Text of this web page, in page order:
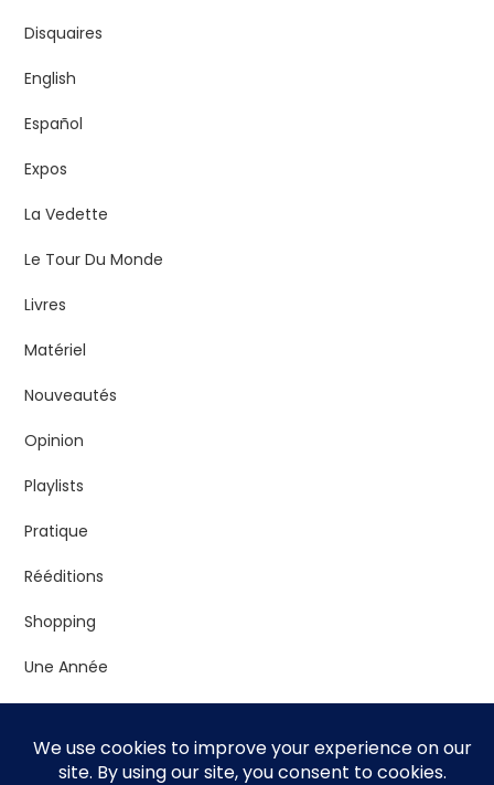
Disquaires
English
Español
Expos
La Vedette
Le Tour Du Monde
Livres
Matériel
Nouveautés
Opinion
Playlists
Pratique
Rééditions
Shopping
Une Année